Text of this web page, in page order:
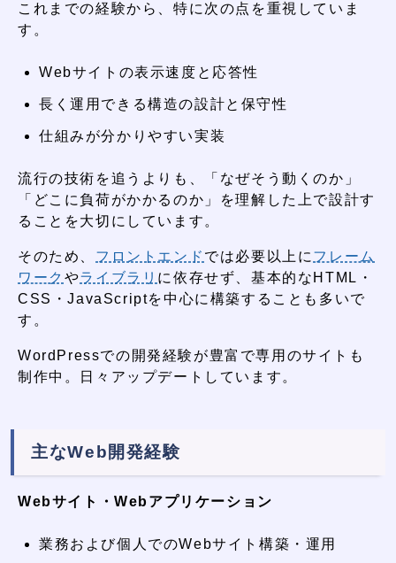
これまでの経験から、特に次の点を重視していま
す。
Webサイトの表示速度と応答性
長く運用できる構造の設計と保守性
仕組みが分かりやすい実装
流行の技術を追うよりも、「なぜそう動くのか」
「どこに負荷がかかるのか」を理解した上で設計す
ることを大切にしています。
そのため、 フロントエンド では必要以上に フレーム
ワーク やライブラリ に依存せず、基本的なHTML・
CSS・JavaScriptを中心に構築することも多いで
す。
WordPressでの開発経験が豊富で専用のサイトも
制作中。日々アップデートしています。
主なWeb開発経験
Webサイト・Webアプリケーション
業務および個人でのWebサイト構築・運用